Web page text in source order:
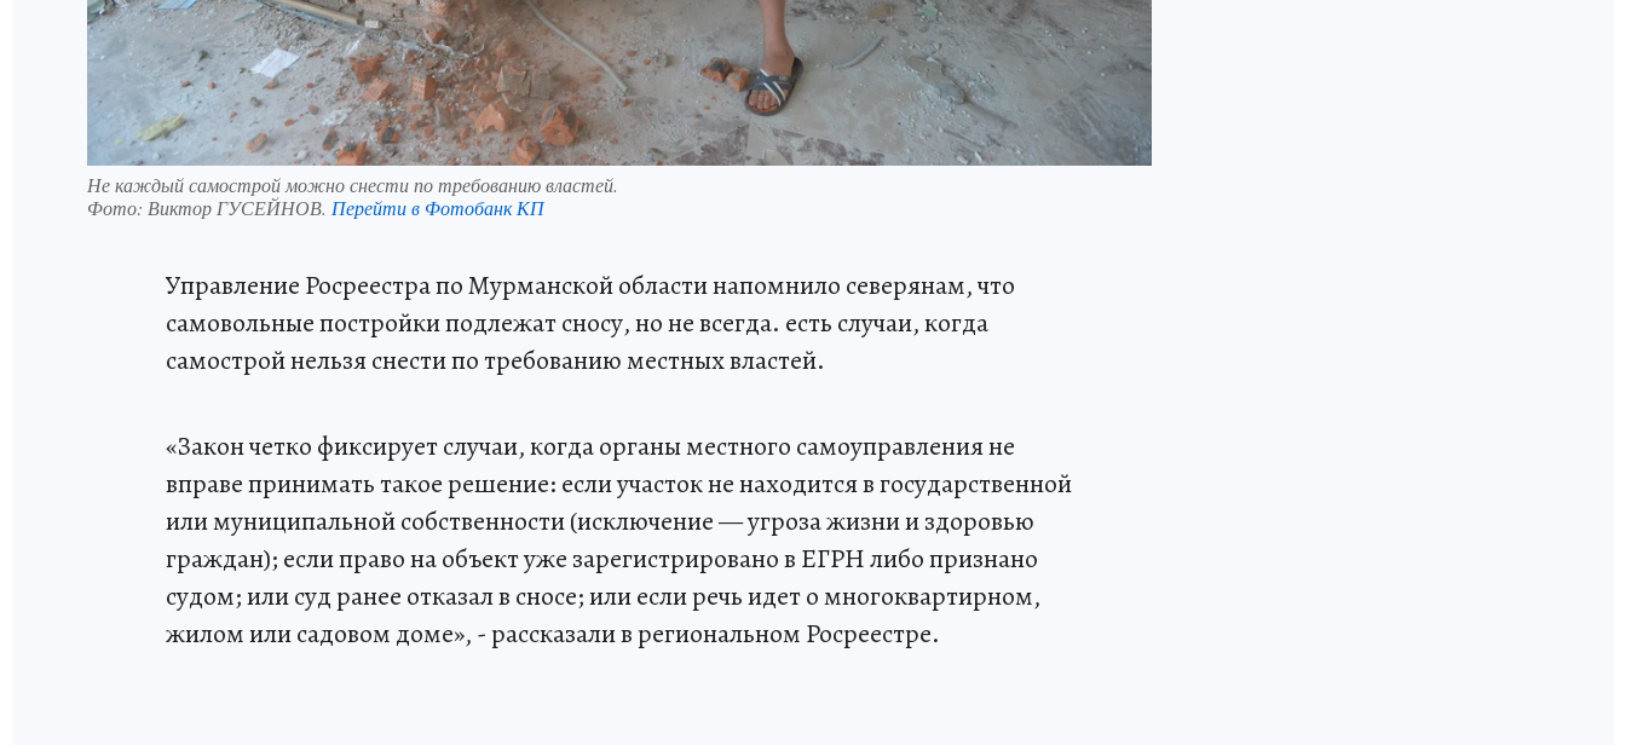
Не каждый самострой можно снести по требованию властей.
Фото: Виктор ГУСЕЙНОВ. Перейти в Фотобанк КП
Управление Росреестра по Мурманской области напомнило северянам, что
самовольные постройки подлежат сносу, но не всегда. есть случаи, когда
самострой нельзя снести по требованию местных властей.
«Закон четко фиксирует случаи, когда органы местного самоуправления не
вправе принимать такое решение: если участок не находится в государственной
или муниципальной собственности (исключение — угроза жизни и здоровью
граждан); если право на объект уже зарегистрировано в ЕГРН либо признано
судом; или суд ранее отказал в сносе; или если речь идет о многоквартирном,
жилом или садовом доме», - рассказали в региональном Росреестре.